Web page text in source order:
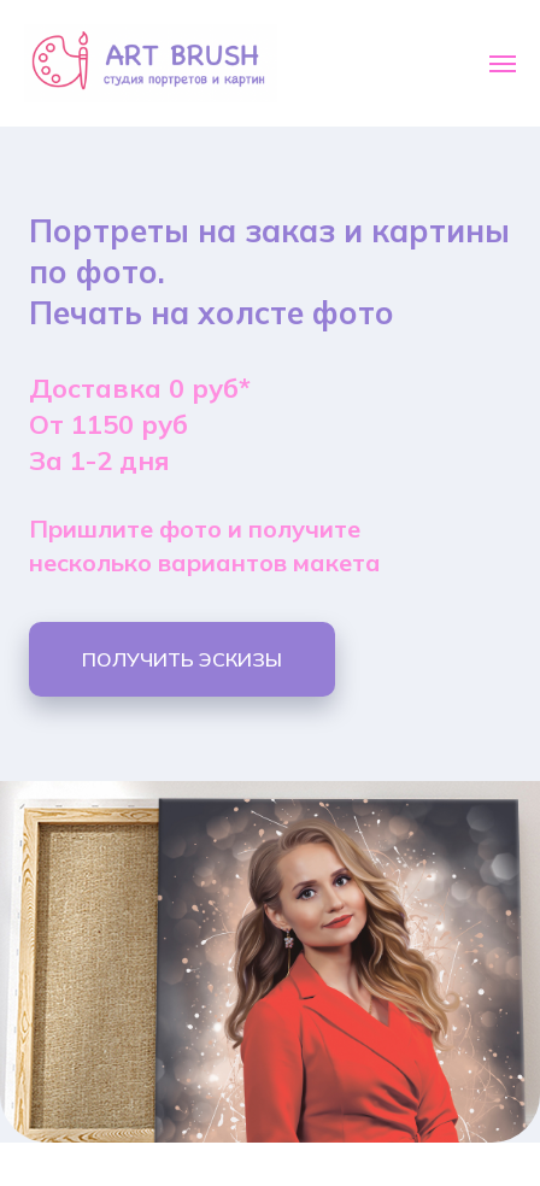
Портреты на заказ и картины
по фото.
Печать на холсте фото
Доставка 0 руб*
От 1150 руб
За 1-2 дня
Пришлите фото и получите
несколько вариантов макета
ПОЛУЧИТЬ ЭСКИЗЫ